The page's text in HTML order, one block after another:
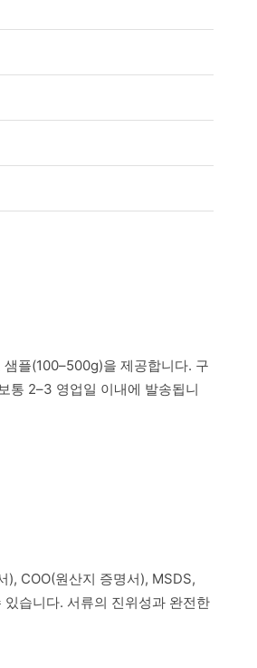
플(100–500g)을 제공합니다. 구
통 2–3 영업일 이내에 발송됩니
), COO(원산지 증명서), MSDS,
습니다. 서류의 진위성과 완전한